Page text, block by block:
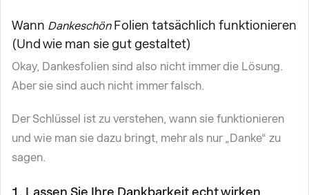
Wann DankeschönFolien tatsächlich funktionieren
(Und wie man sie gut gestaltet)
Okay, Dankesfolien sind also nicht immer die Lösung.
Aber sie sind auch nicht immer falsch.
Der Schlüssel ist zu verstehen, wann sie funktionieren
und wie man sie dazu bringt, mehr als nur „Danke“ zu
sagen.
1. Lassen Sie Ihre Dankbarkeit echt wirken